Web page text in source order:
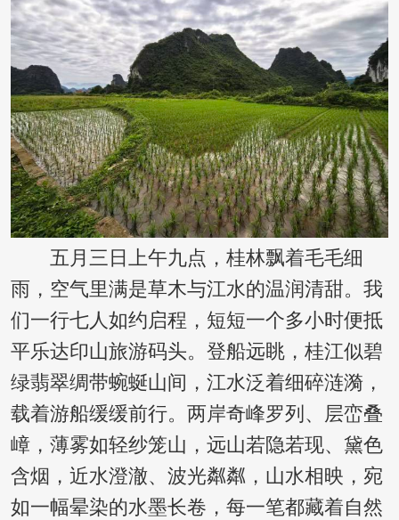
五月三日上午九点，桂林飘着毛毛细
雨，空气里满是草木与江水的温润清甜。我
们一行七人如约启程，短短一个多小时便抵
平乐达印山旅游码头。登船远眺，桂江似碧
绿翡翠绸带蜿蜒山间，江水泛着细碎涟漪，
载着游船缓缓前行。两岸奇峰罗列、层峦叠
嶂，薄雾如轻纱笼山，远山若隐若现、黛色
含烟，近水澄澈、波光粼粼，山水相映，宛
如一幅晕染的水墨长卷，每一笔都藏着自然